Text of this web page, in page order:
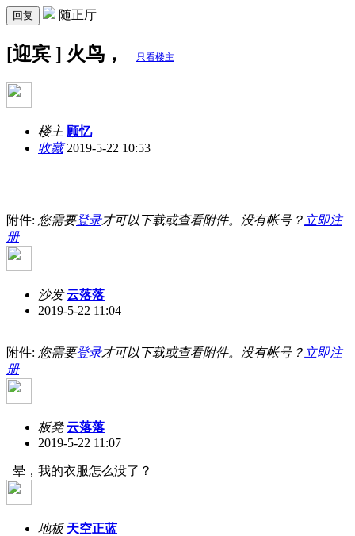
回复 随正厅
[迎宾 ] 火鸟， 只看楼主
楼主 顾忆
收藏2019-5-22 10:53
附件: 您需要登录才可以下载或查看附件。没有帐号？ 立即注
册
沙发 云落落
2019-5-22 11:04
附件: 您需要登录才可以下载或查看附件。没有帐号？ 立即注
册
板凳 云落落
2019-5-22 11:07
晕，我的衣服怎么没了？
地板 天空正蓝